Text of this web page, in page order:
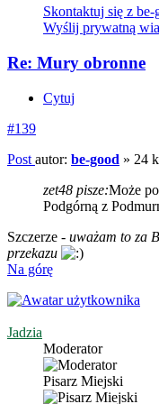
Skontaktuj się z be-
Wyślij prywatną
Re: Mury obronne
Cytuj
#139
Post autor: be-good » 24
zet48 pisze:Może
Podgórną z
Szczerze - uważam to za
przekazu
Na górę
Jadzia
Moderator
Pisarz Miejski